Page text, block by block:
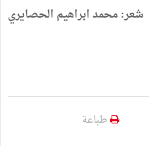
شعر: محمد ابراهيم الحصايري
طباعة